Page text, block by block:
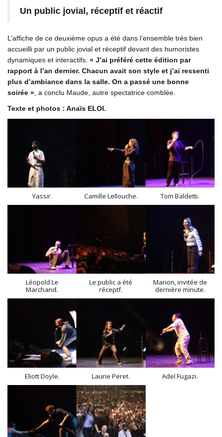
Un public jovial, réceptif et réactif
L’affiche de ce deuxième opus a été dans l’ensemble très bien
accueilli par un public jovial et réceptif devant des humoristes
dynamiques et interactifs. « J’ai préféré cette édition par
rapport à l’an dernier. Chacun avait son style et j’ai ressenti
plus d’ambiance dans la salle. On a passé une bonne
soirée » , a conclu Maude, autre spectatrice comblée.
Texte et photos : Anaïs ELOI.
Yassir. Camille Lellouche. Tom Baldetti.
Léopold Le
Marchand.
Le public a été
réceptf.
Marion, invitée de
dernière minute.
Eliott Doyle. Laurie Peret. Adel Fugazi.